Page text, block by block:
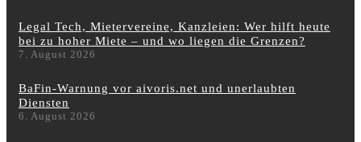
Legal Tech, Mietervereine, Kanzleien: Wer hilft heute
bei zu hoher Miete – und wo liegen die Grenzen?
7. August 2026
BaFin-Warnung vor aivoris.net und unerlaubten
Diensten
6. August 2026